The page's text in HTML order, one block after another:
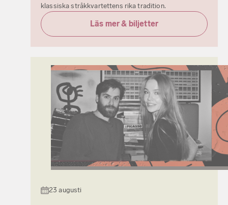
klassiska stråkkvartettens rika tradition.
Läs mer & biljetter
23 augusti